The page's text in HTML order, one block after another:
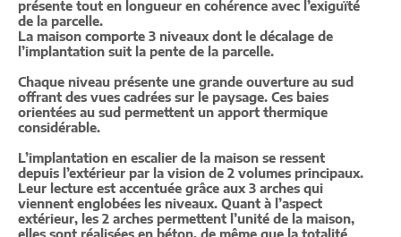
présente tout en longueur en cohérence avec l’exiguïté
de la parcelle.
La maison comporte 3 niveaux dont le décalage de
l’implantation suit la pente de la parcelle.
Chaque niveau présente une grande ouverture au sud
offrant des vues cadrées sur le paysage. Ces baies
orientées au sud permettent un apport thermique
considérable.
L’implantation en escalier de la maison se ressent
depuis l’extérieur par la vision de 2 volumes principaux.
Leur lecture est accentuée grâce aux 3 arches qui
viennent englobées les niveaux. Quant à l’aspect
extérieur, les 2 arches permettent l’unité de la maison,
elles sont réalisées en béton, de même que la totalité